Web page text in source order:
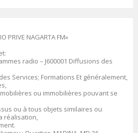
PRIVE NAGARTA FM»
radio – J600001 Diffusions des
Services; Formations Et généralement,
ou immobilières pouvant se
ou à tous objets similaires ou
réalisation,